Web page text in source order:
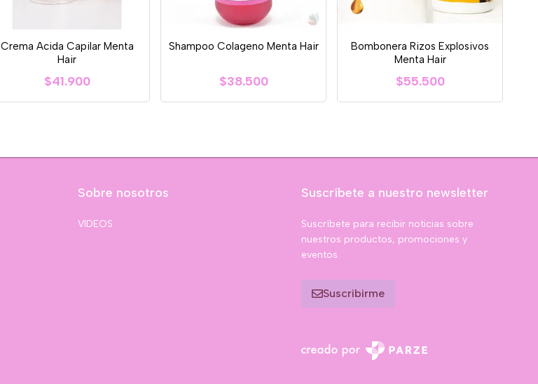
Crema Acida Capilar Menta
Hair
$41.900
Shampoo Colageno Menta Hair
$38.500
Bombonera Rizos Explosivos
Menta Hair
$55.500
Sobre nosotros
VIDEOS
Suscríbete a nuestro newsletter
Suscríbete para recibir noticias sobre
nuestros productos, promociones y
eventos.
Suscribirme